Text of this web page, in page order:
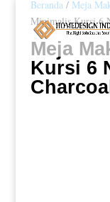
Beranda/ Meja
Minimalis Kursi 6
Meja
Kursi 6